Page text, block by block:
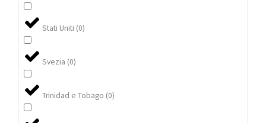
Stati Uniti (0)
Svezia (0)
Trinidad e Tobago (0)